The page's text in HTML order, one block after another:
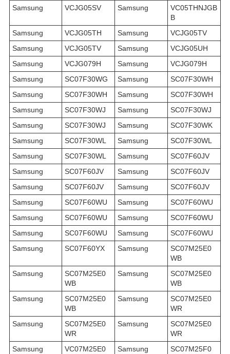
Samsung
VCJG05SV Samsung
VC05THNJGB
B
Samsung
VCJG05TH Samsung
VCJG05TV
Samsung
VCJG05TV Samsung
VCJG05UH
Samsung
VCJG079H Samsung
VCJG079H
Samsung
SC07F30WG Samsung
SC07F30WH
Samsung
SC07F30WH Samsung
SC07F30WH
Samsung
SC07F30WJ Samsung
SC07F30WJ
Samsung
SC07F30WJ Samsung
SC07F30WK
Samsung
SC07F30WL Samsung
SC07F30WL
Samsung
SC07F30WL Samsung
SC07F60JV
Samsung
SC07F60JV Samsung
SC07F60JV
Samsung
SC07F60JV Samsung
SC07F60JV
Samsung
SC07F60WU Samsung
SC07F60WU
Samsung
SC07F60WU Samsung
SC07F60WU
Samsung
SC07F60WU Samsung
SC07F60WU
Samsung
SC07F60YX Samsung
SC07M25E0
WB
Samsung
SC07M25E0
WB
Samsung
SC07M25E0
WB
Samsung
SC07M25E0
WB
Samsung
SC07M25E0
WR
Samsung
SC07M25E0
WR
Samsung
SC07M25E0
WR
Samsung
VC07M25E0
Samsung
SC07M25F0